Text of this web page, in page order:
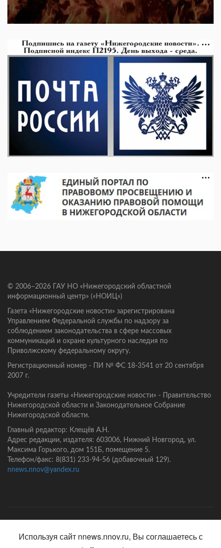
© 2006–2026 ГАУ НО «Нижегородский областной
информационный центр» («НОИЦ»)
Газета «Нижегородские новости» зарегистрирована
Управлением Федеральной службы по надзору за
соблюдением законодательства в сфере массовых
коммуникаций и охране культурного наследия по
Приволжскому федеральному округу.
Регистрационный номер - ПИ № ФС 18-3541 от 20 сентября
2007 г.
Учредители газеты «Нижегородские новости» - Правительство
Нижегородской области и Законодательное Собрание
Нижегородской области.
Главный редактор: Клещёв А.Н.
Адрес редакции, издателя: 603006, Нижний Новгород, ул.
Максима Горького, дом 151Б, помещение 5.
Телефон/факс: 8(831) 233-94-56 (добавочный 129).
nnews.nnov@yandex.ru
Используя сайт nnews.nnov.ru, Вы соглашаетесь с